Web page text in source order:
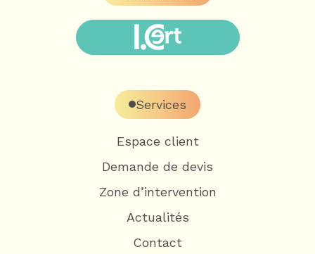
Services
Espace client
Demande de devis
Zone d’intervention
Actualités
Contact